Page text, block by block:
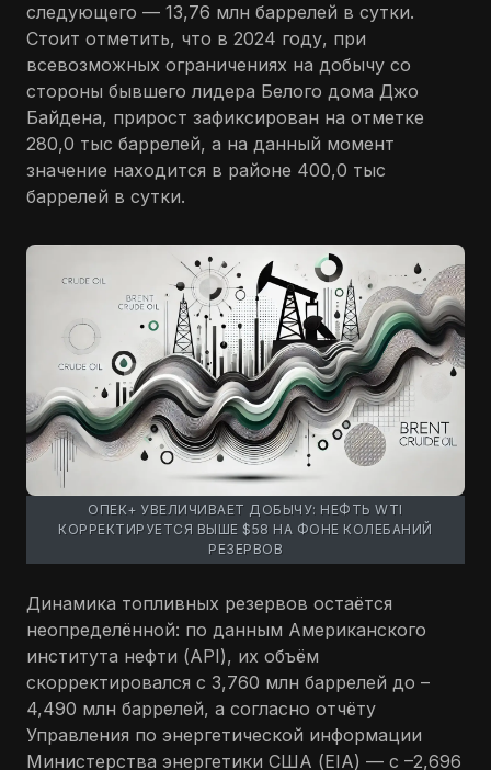
следующего — 13,76 млн баррелей в сутки.
Стоит отметить, что в 2024 году, при
всевозможных ограничениях на добычу со
стороны бывшего лидера Белого дома Джо
Байдена, прирост зафиксирован на отметке
280,0 тыс баррелей, а на данный момент
значение находится в районе 400,0 тыс
баррелей в сутки.
ОПЕК+ УВЕЛИЧИВАЕТ ДОБЫЧУ: НЕФТЬ WTI
КОРРЕКТИРУЕТСЯ ВЫШЕ $58 НА ФОНЕ КОЛЕБАНИЙ
РЕЗЕРВОВ
Динамика топливных резервов остаётся
неопределённой: по данным Американского
института нефти (API), их объём
скорректировался с 3,760 млн баррелей до –
4,490 млн баррелей, а согласно отчёту
Управления по энергетической информации
Министерства энергетики США (EIA) — с –2,696